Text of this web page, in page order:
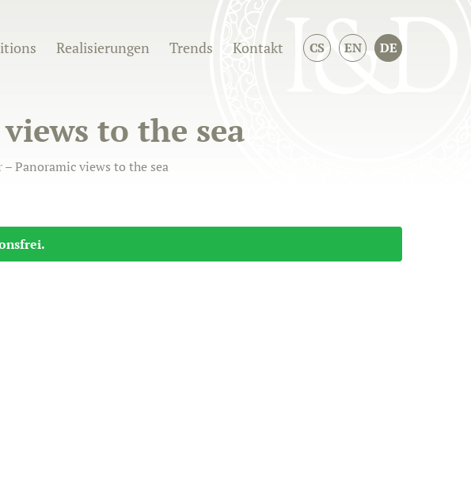
Realisierungen Trends Kontakt CS EN DE
to the sea
– Panoramic views to the sea